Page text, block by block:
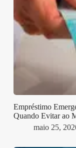
Empréstimo
Quando Evitar ao
maio 25,